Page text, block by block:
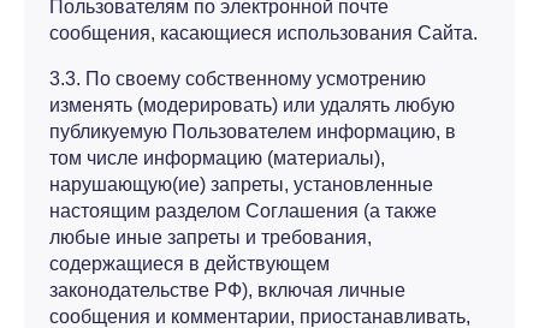
Пользователям по электронной почте
сообщения, касающиеся использования Сайта.
3.3. По своему собственному усмотрению
изменять (модерировать) или удалять любую
публикуемую Пользователем информацию, в
том числе информацию (материалы),
нарушающую(ие) запреты, установленные
настоящим разделом Соглашения (а также
любые иные запреты и требования,
содержащиеся в действующем
законодательстве РФ), включая личные
сообщения и комментарии, приостанавливать,